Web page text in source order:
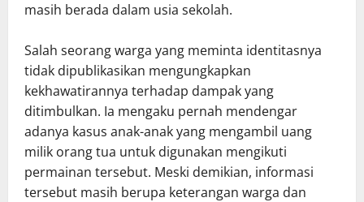
masih berada dalam usia sekolah.
Salah seorang warga yang meminta identitasnya
tidak dipublikasikan mengungkapkan
kekhawatirannya terhadap dampak yang
ditimbulkan. Ia mengaku pernah mendengar
adanya kasus anak-anak yang mengambil uang
milik orang tua untuk digunakan mengikuti
permainan tersebut. Meski demikian, informasi
tersebut masih berupa keterangan warga dan